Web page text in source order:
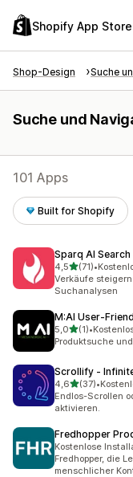
Shopify App Store
Shop-Design Suche
Suche und
101 Apps
Built for Shopify
Sparq AI Search
4,5von 5 Sternen
(71)
71 Rezensionen
•
Verkäufe
Suchanalysen
M:AI
5,0von 5 Sternen
(1)
1 Rezensionen
•
Produktsuche
Scrollify ‑
4,6von 5 Sternen
(37)
37 Rezensionen
•
Endlos-Scrollen
aktivieren.
Fredhopper
Kostenlose
Fredhopper, die
menschlicher